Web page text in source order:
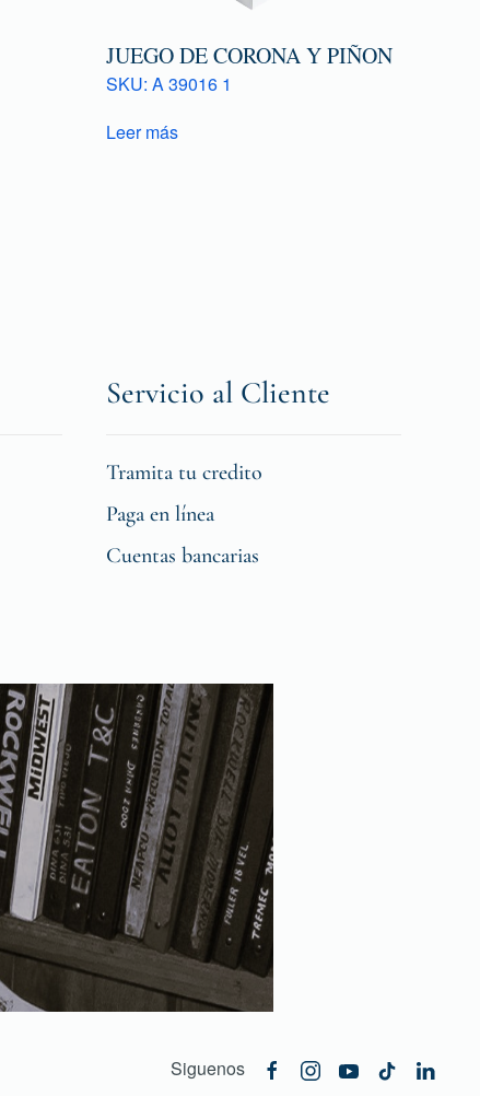
JUEGO DE CORONA Y PIÑON
SKU: A 39016 1
Leer más
Servicio al Cliente
Tramita tu credito
Paga en línea
Cuentas bancarias
Siguenos